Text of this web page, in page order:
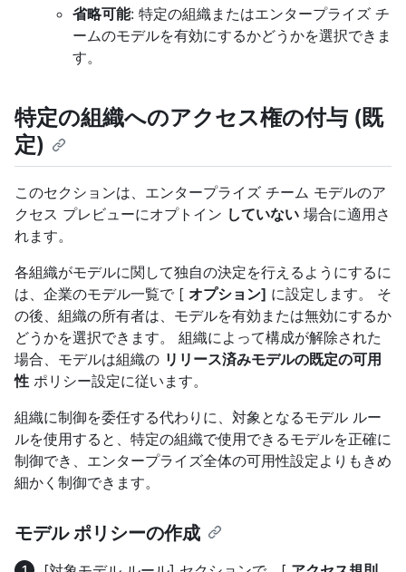
省略可能: 特定の組織またはエンタープライズ チ
ームのモデルを有効にするかどうかを選択できま
す。
特定の組織へのアクセス権の付与 (既
定)
このセクションは、エンタープライズ チーム モデルのア
クセス プレビューにオプトイン していない 場合に適用さ
れます。
各組織がモデルに関して独自の決定を行えるようにするに
は、企業のモデル一覧で [ オプション] に設定します。 そ
の後、組織の所有者は、モデルを有効または無効にするか
どうかを選択できます。 組織によって構成が解除された
場合、モデルは組織の リリース済みモデルの既定の可用
性 ポリシー設定に従います。
組織に制御を委任する代わりに、対象となるモデル ルー
ルを使用すると、特定の組織で使用できるモデルを正確に
制御でき、エンタープライズ全体の可用性設定よりもきめ
細かく制御できます。
モデル ポリシーの作成